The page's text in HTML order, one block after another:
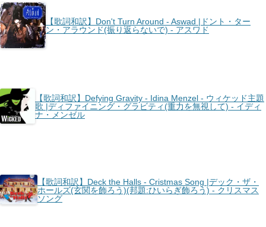
【歌詞和訳】Don't Turn Around - Aswad |ドント・ター
ン・アラウンド(振り返らないで) - アスワド
【歌詞和訳】Defying Gravity - Idina Menzel - ウィケッド主題
歌 |ディファイニング・グラビティ(重力を無視して) - イディ
ナ・メンゼル
【歌詞和訳】Deck the Halls - Cristmas Song |デック・ザ・
ホールズ(玄関を飾ろう)(邦題:ひいらぎ飾ろう) - クリスマス
ソング